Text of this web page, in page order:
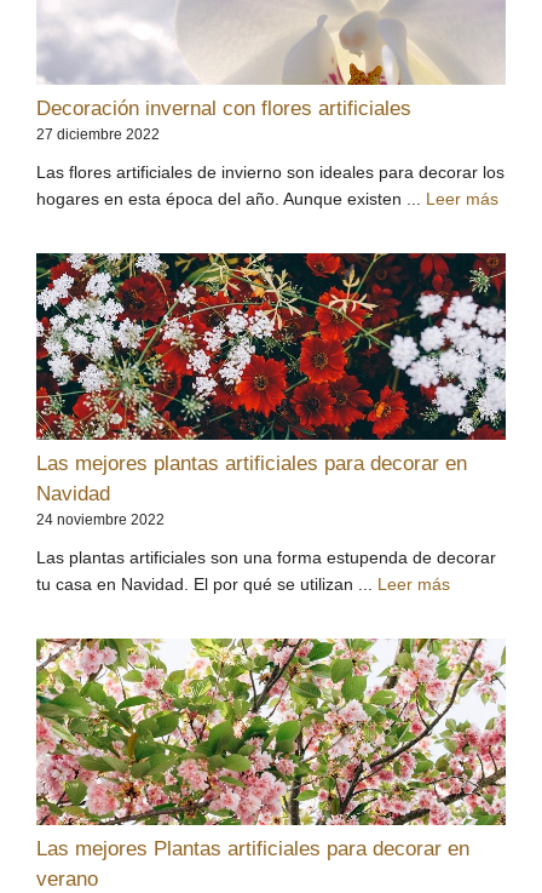
Decoración invernal con flores artificiales
27 diciembre 2022
Las flores artificiales de invierno son ideales para decorar los
hogares en esta época del año. Aunque existen ... Leer más
Las mejores plantas artificiales para decorar en
Navidad
24 noviembre 2022
Las plantas artificiales son una forma estupenda de decorar
tu casa en Navidad. El por qué se utilizan ... Leer más
Las mejores Plantas artificiales para decorar en
verano